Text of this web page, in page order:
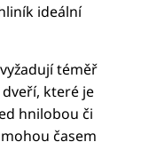
ideální
téměř
které je
hnilobou či
časem